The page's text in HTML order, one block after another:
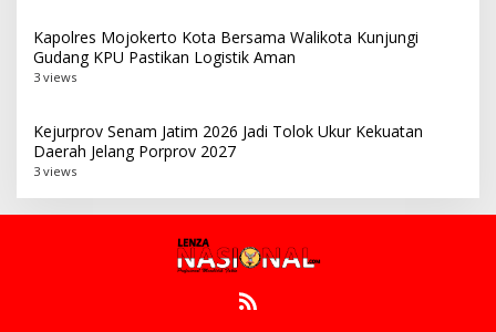
Kapolres Mojokerto Kota Bersama Walikota Kunjungi
Gudang KPU Pastikan Logistik Aman
3 views
Kejurprov Senam Jatim 2026 Jadi Tolok Ukur Kekuatan
Daerah Jelang Porprov 2027
3 views